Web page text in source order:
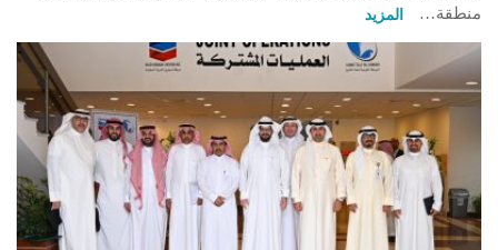
منطقة…
المزيد